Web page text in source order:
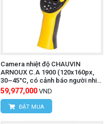
Camera nhiệt độ CHAUVIN
ARNOUX C.A 1900 (120x160px,
30~45°C, có cảnh báo người nhiệt
độ cao)
59,977,000 VND
ĐẶT MUA